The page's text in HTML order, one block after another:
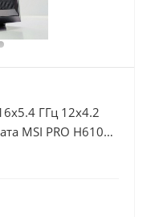
ГГц 12x4.2
MSI PRO H610M-
Память